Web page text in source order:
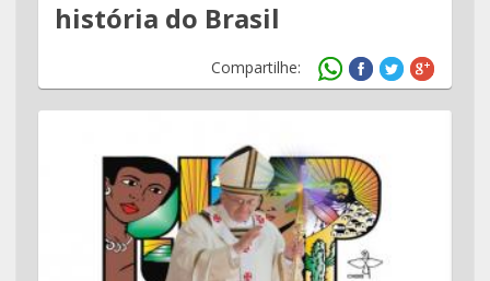
história do Brasil
Compartilhe: